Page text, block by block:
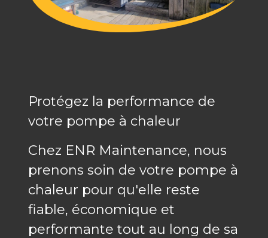
Protégez la performance de
votre pompe à chaleur
Chez ENR Maintenance, nous
prenons soin de votre pompe à
chaleur pour qu'elle reste
fiable, économique et
performante tout au long de sa